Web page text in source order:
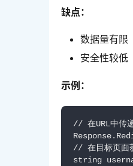
缺点：
数据量有限
安全性较低
示例：
// 在URL中传
// 在目标页面
string